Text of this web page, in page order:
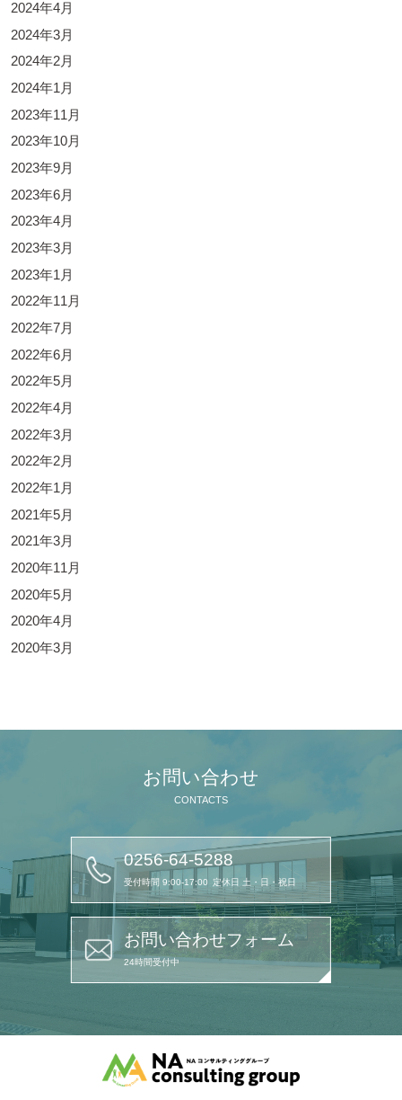
2024年4月
2024年3月
2024年2月
2024年1月
2023年11月
2023年10月
2023年9月
2023年6月
2023年4月
2023年3月
2023年1月
2022年11月
2022年7月
2022年6月
2022年5月
2022年4月
2022年3月
2022年2月
2022年1月
2021年5月
2021年3月
2020年11月
2020年5月
2020年4月
2020年3月
お問い合わせ
CONTACTS
0256-64-5288
受付時間 9:00-17:00 定休日 土・日・祝日
お問い合わせフォーム
24時間受付中